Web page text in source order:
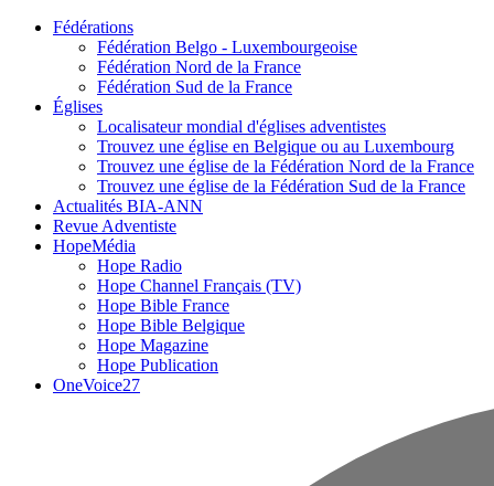
Fédérations
Fédération Belgo - Luxembourgeoise
Fédération Nord de la France
Fédération Sud de la France
Églises
Localisateur mondial d'églises adventistes
Trouvez une église en Belgique ou au Luxembourg
Trouvez une église de la Fédération Nord de la France
Trouvez une église de la Fédération Sud de la France
Actualités BIA-ANN
Revue Adventiste
HopeMédia
Hope Radio
Hope Channel Français (TV)
Hope Bible France
Hope Bible Belgique
Hope Magazine
Hope Publication
OneVoice27